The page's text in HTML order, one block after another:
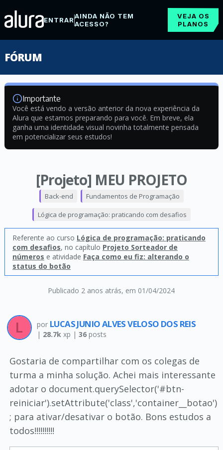
ENTRARAINDA NÃO TEM
ACESSO?
VEJA OS
PLANOS
FÓRUM
Importante
Você está vendo a versão anterior da nova experiência da
Alura que estamos preparando para você. Em breve, ela
ganha uma identidade visual novinha totalmente pensada
em potencializar seus estudos!
[Projeto] MEU PROJETO
Publicado 2 anos atrás, em 01/04/2024
Back-end Fundamentos de Programação
Lógica de programação: praticando com desafios
Referente ao curso Lógica de programação: praticando
com desafios, no capítulo Projeto Sorteador de
números e atividade Faça como eu fiz: alterando o
status do botão
por LUCAS JUNIO ALVES VELOSO DOS REIS
| 28.7kxp | 36posts
Gostaria de compartilhar com os colegas de
turma a minha solução. Achei mais interessante
adotar o document.querySelector('#btn-
reiniciar').setAttribute('class','container__botao')
; para ativar/desativar o botão. Bons estudos a
todos!!!!!!!!!!